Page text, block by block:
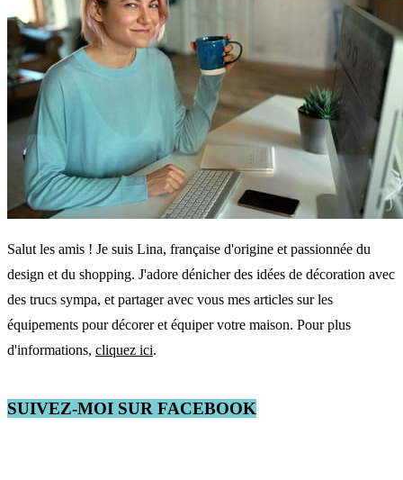
Salut les amis ! Je suis Lina, française d'origine et passionnée du
design et du shopping. J'adore dénicher des idées de décoration avec
des trucs sympa, et partager avec vous mes articles sur les
équipements pour décorer et équiper votre maison. Pour plus
d'informations, cliquez ici.
SUIVEZ-MOI SUR FACEBOOK